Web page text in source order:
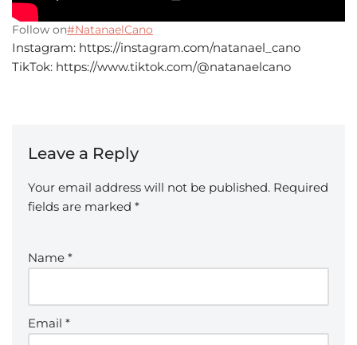
Follow on#NatanaelCano
Instagram: https://instagram.com/natanael_cano
TikTok: https://www.tiktok.com/@natanaelcano
Leave a Reply
Your email address will not be published. Required
fields are marked *
Name *
Email *